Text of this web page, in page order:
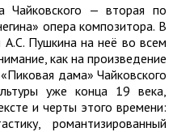
Чайковского — вторая по
опера композитора. В
Пушкина на неё во всем
как на произведение
дама» Чайковского
уже конца 19 века,
и черты этого времени:
романтизированный